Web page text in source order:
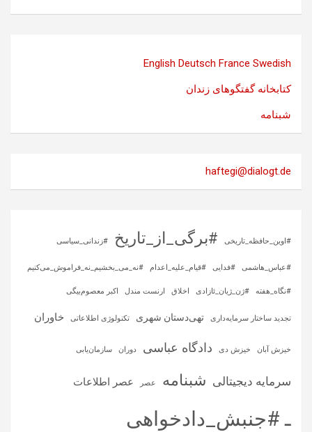
English Deutsch France Swedish
کتابخانه گفتگوهای زندان
شبنامه
haftegi@dialogt.de
#اوین_حافظه_تاریخی #برگی_از_تاریخ #زندانی_سیاسی
#عباس_هاشمی #فدایی #قیام_علیه_اعدام #نه_می_بخشیم_نه_فراموش_می‌کنیم
#نگاه_هفته #ژن_ژیان_ئازادی اخلاق ارنست مندل اکبر معصوم‌بیگی
تجدید ساختار سرمایه‌داری تهی‌دستان شهری تکنولوژی اطلاعاتی خاوران
خیزش آبان خیزش دی دادگاه عباسی دوران سازمان‌یابی
سرمایه‌ دیجیتالی شبنامه عصر عصر اطلاعات
ـ #جنبش_دادخواهی